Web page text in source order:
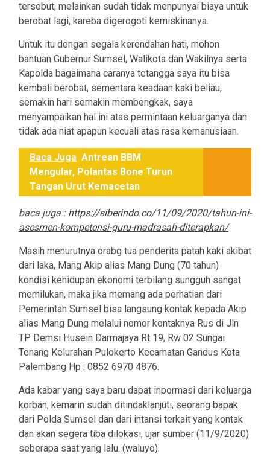
tersebut, melainkan sudah tidak menpunyai biaya untuk
berobat lagi, kareba digerogoti kemiskinanya.
Untuk itu dengan segala kerendahan hati, mohon
bantuan Gubernur Sumsel, Walikota dan Wakilnya serta
Kapolda bagaimana caranya tetangga saya itu bisa
kembali berobat, sementara keadaan kaki beliau,
semakin hari semakin membengkak, saya
menyampaikan hal ini atas permintaan keluarganya dan
tidak ada niat apapun kecuali atas rasa kemanusiaan.
Baca Juga Antrean BBM
Mengular, Polantas Bone Turun
Tangan Urut Kemacetan
baca juga : https://siberindo.co/11/09/2020/tahun-ini-
asesmen-kompetensi-guru-madrasah-diterapkan/
Masih menurutnya orabg tua penderita patah kaki akibat
dari laka, Mang Akip alias Mang Dung (70 tahun)
kondisi kehidupan ekonomi terbilang sungguh sangat
memilukan, maka jika memang ada perhatian dari
Pemerintah Sumsel bisa langsung kontak kepada Akip
alias Mang Dung melalui nomor kontaknya Rus di Jln
TP Demsi Husein Darmajaya Rt 19, Rw 02 Sungai
Tenang Kelurahan Pulokerto Kecamatan Gandus Kota
Palembang Hp : 0852 6970 4876.
Ada kabar yang saya baru dapat inpormasi dari keluarga
korban, kemarin sudah ditindaklanjuti, seorang bapak
dari Polda Sumsel dan dari intansi terkait yang kontak
dan akan segera tiba dilokasi, ujar sumber (11/9/2020)
seberapa saat yang lalu. (waluyo).